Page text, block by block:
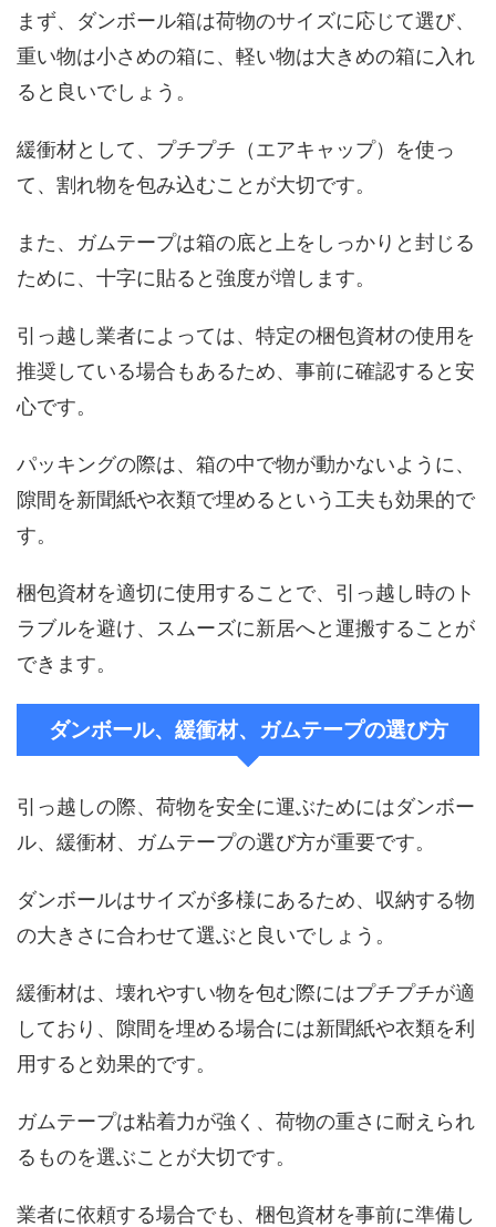
まず、ダンボール箱は荷物のサイズに応じて選び、
重い物は小さめの箱に、軽い物は大きめの箱に入れ
ると良いでしょう。
緩衝材として、プチプチ（エアキャップ）を使っ
て、割れ物を包み込むことが大切です。
また、ガムテープは箱の底と上をしっかりと封じる
ために、十字に貼ると強度が増します。
引っ越し業者によっては、特定の梱包資材の使用を
推奨している場合もあるため、事前に確認すると安
心です。
パッキングの際は、箱の中で物が動かないように、
隙間を新聞紙や衣類で埋めるという工夫も効果的で
す。
梱包資材を適切に使用することで、引っ越し時のト
ラブルを避け、スムーズに新居へと運搬することが
できます。
ダンボール、緩衝材、ガムテープの選び方
引っ越しの際、荷物を安全に運ぶためにはダンボー
ル、緩衝材、ガムテープの選び方が重要です。
ダンボールはサイズが多様にあるため、収納する物
の大きさに合わせて選ぶと良いでしょう。
緩衝材は、壊れやすい物を包む際にはプチプチが適
しており、隙間を埋める場合には新聞紙や衣類を利
用すると効果的です。
ガムテープは粘着力が強く、荷物の重さに耐えられ
るものを選ぶことが大切です。
業者に依頼する場合でも、梱包資材を事前に準備し